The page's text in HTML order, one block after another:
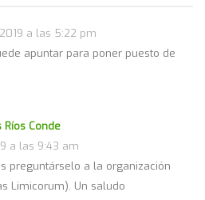
a las 5:22 pm
apuntar para poner puesto de
Conde
a las 9:43 am
preguntárselo a la organización
Limicorum). Un saludo